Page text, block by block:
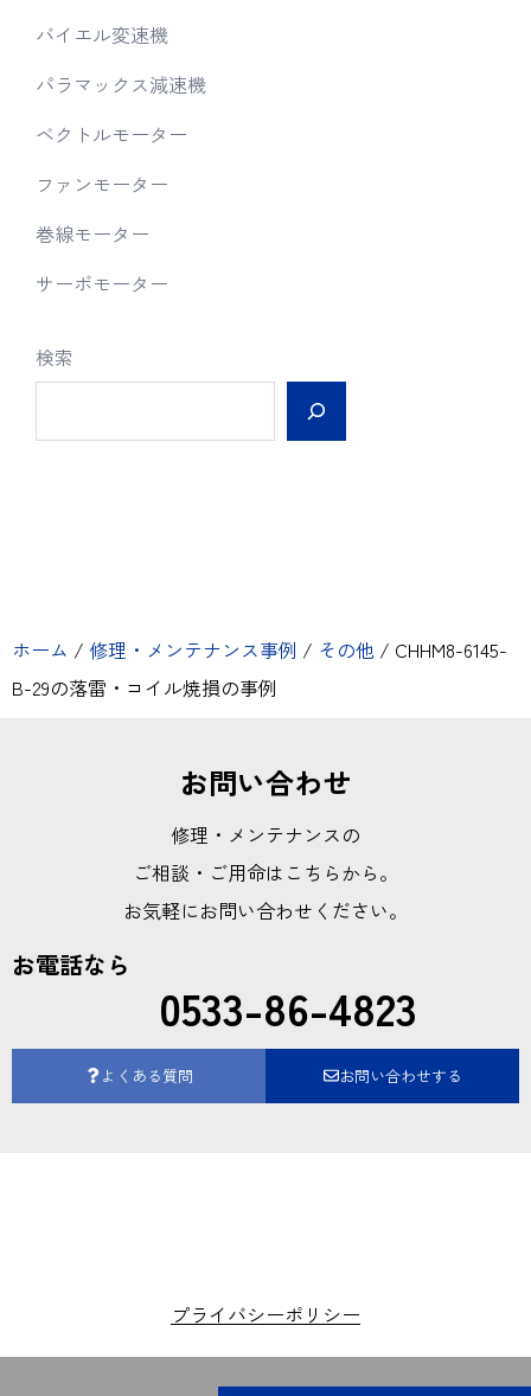
バイエル変速機
パラマックス減速機
ベクトルモーター
ファンモーター
巻線モーター
サーボモーター
検索
ホーム / 修理・メンテナンス事例 / その他 / CHHM8-6145-
B-29の落雷・コイル焼損の事例
お問い合わせ
修理・メンテナンスの
ご相談・ご用命はこちらから。
お気軽にお問い合わせください。
お電話なら
0533-86-4823
よくある質問 お問い合わせする
プライバシーポリシー